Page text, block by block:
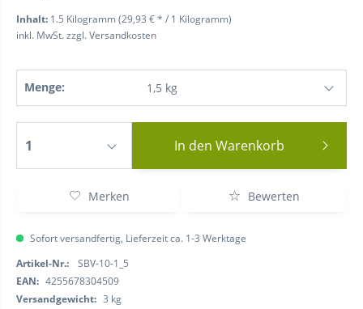
Inhalt: 1.5 Kilogramm (29,93 € * / 1 Kilogramm)
inkl. MwSt.zzgl. Versandkosten
Menge:
In den Warenkorb
Merken Bewerten
Sofort versandfertig, Lieferzeit ca. 1-3 Werktage
Artikel-Nr.:
SBV-10-1_5
EAN: 4255678304509
Versandgewicht: 3 kg